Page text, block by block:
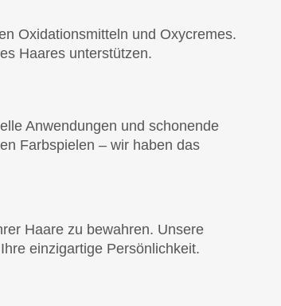
Oxidationsmitteln und Oxycremes.
Haares unterstützen.
Anwendungen und schonende
Farbspielen – wir haben das
Haare zu bewahren. Unsere
einzigartige Persönlichkeit.